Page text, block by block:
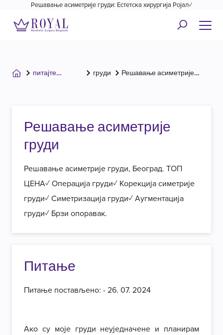
Решавање асиметрије груди: Естетска хирургија Ројал✓
питајте
груди
Решавање асиметрије
Решавање асиметрије
груди
Решавање асиметрије груди, Београд. ТОП
ЦЕНА✓ Операција груди✓ Корекција симетрије
груди✓ Симетризација груди✓ Аугментација
груди✓ Брзи опоравак.
Питање
Питање постављено: - 26. 07. 2024
Ако су моје груди неуједначене и планирам